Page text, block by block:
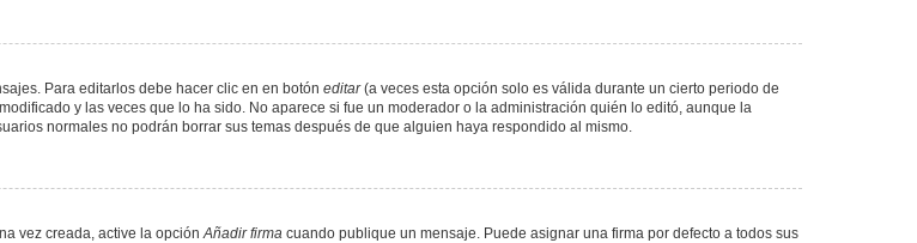
Para editarlos debe hacer clic en en botón editar(a veces esta opción solo es válida durante un cierto periodo de
y las veces que lo ha sido. No aparece si fue un moderador o la administración quién lo editó, aunque la
normales no podrán borrar sus temas después de que alguien haya respondido al mismo.
vez creada, active la opciónAñadir firma cuando publique un mensaje. Puede asignar una firma por defecto a todos sus